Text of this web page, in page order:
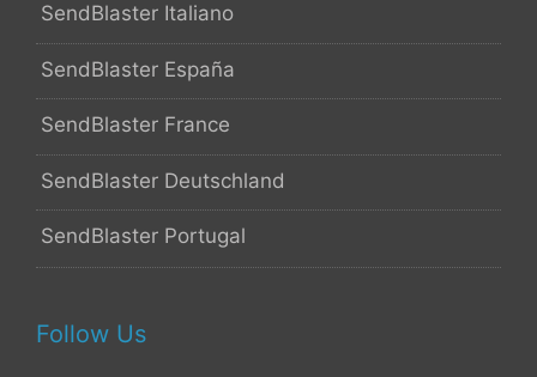
SendBlaster Italiano
SendBlaster España
SendBlaster France
SendBlaster Deutschland
SendBlaster Portugal
Follow Us